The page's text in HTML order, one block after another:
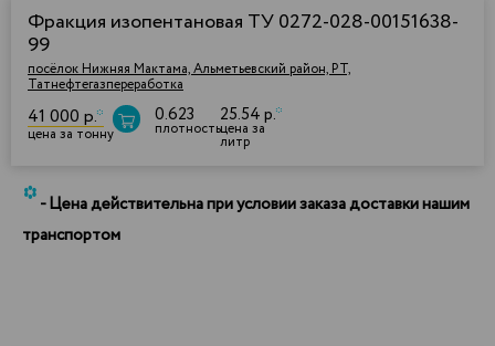
Фракция изопентановая ТУ 0272-028-00151638-
99
посёлок Нижняя Мактама, Альметьевский район, РТ,
Татнефтегазпереработка
41 000 р.*
цена за тонну
0.623
плотность
25.54 р.*
цена за
литр
*- Цена действительна при условии заказа доставки нашим
транспортом